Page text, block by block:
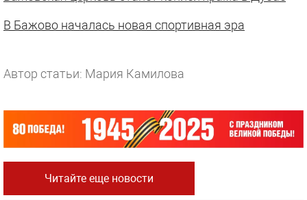
В Бажово началась новая спортивная эра
Автор статьи: Мария Камилова
Читайте еще новости